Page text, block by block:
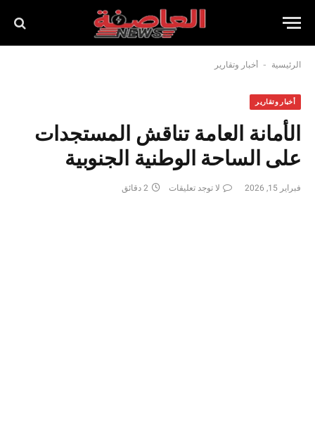
الرئيسية - أخبار وتقارير
أخبار وتقارير
الأمانة العامة تناقش المستجدات
على الساحة الوطنية الجنوبية
فبراير 15, 2026 لا توجد تعليقات 2 دقائق